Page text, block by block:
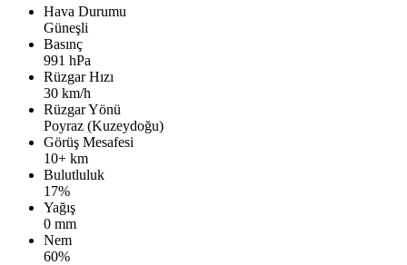
Hava Durumu
Güneşli
Basınç
991 hPa
Rüzgar Hızı
30 km/h
Rüzgar Yönü
Poyraz (Kuzeydoğu)
Görüş Mesafesi
10+ km
Bulutluluk
17%
Yağış
0 mm
Nem
60%